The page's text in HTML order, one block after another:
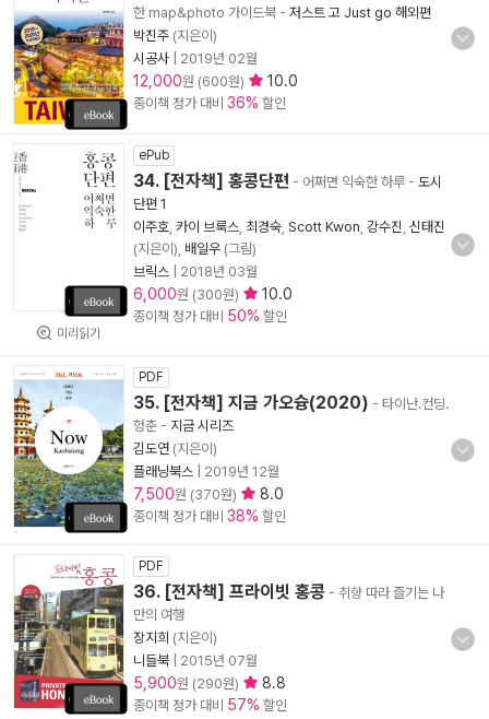
한 map&photo 가이드북 - 저스트 고 Just go 해외편
박진주 (지은이)
시공사
2019년 02월
12,000원 (600원) 10.0
종이책 정가 대비 36% 할인
미리읽기
ePub
34. [전자책] 홍콩단편 - 어쩌면 익숙한 하루 - 도시
단편 1
이주호 카이 브룩스 최경숙 Scott Kwon 강수진 신태진
(지은이), 배일우 (그림)
브릭스
2018년 03월
6,000원 (300원) 10.0
종이책 정가 대비 50% 할인
PDF
35. [전자책] 지금 가오슝(2020) - 타이난.컨딩.
헝춘 - 지금 시리즈
김도연 (지은이)
플래닝북스
2019년 12월
7,500원 (370원) 8.0
종이책 정가 대비 38% 할인
PDF
36. [전자책] 프라이빗 홍콩 - 취향 따라 즐기는 나
만의 여행
장지희 (지은이)
니들북
2015년 07월
5,900원 (290원) 8.8
종이책 정가 대비 57% 할인